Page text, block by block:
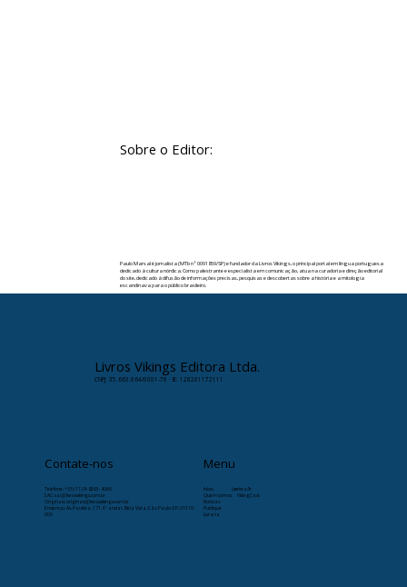
Sobre o Editor:
Paulo Marsal é jornalista (MTb nº 0091859/SP) e fundador da Livros Vikings, o principal portal em língua portuguesa
dedicado à cultura nórdica. Como palestrante e especialista em comunicação, atua na curadoria e direção editorial
do site, dedicado à difusão de informações precisas, pesquisas e descobertas sobre a história e a mitologia
escandinava para o público brasileiro.
Livros Vikings Editora Ltda.
CNPJ: 35.663.864/0001-78 · IE: 128201172111
Contate-nos
Telefone:+55 (11) 9-8263-4066
SAC: sac@livrosvikings.com.br
Originais: originais@livrosvikings.com.br
Endereço: Av. Paulista, 171 4º andar, Bela Vista, São Paulo-SP, 01310-
000
Menu
Início
Læristaðr
Quem somos
VikingCast
Notícias
Publique
Livraria